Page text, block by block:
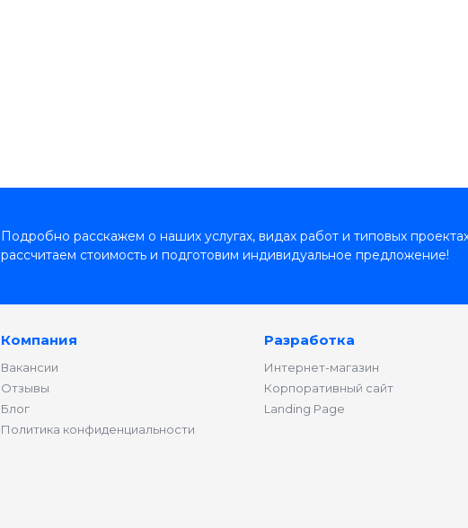
Подробно расскажем о наших услугах, видах работ и типовых
рассчитаем стоимость и подготовим индивидуальное предложение!
Компания
Вакансии
Отзывы
Блог
Политика конфиденциальности
Разработка
Интернет-магазин
Корпоративный сайт
Landing Page